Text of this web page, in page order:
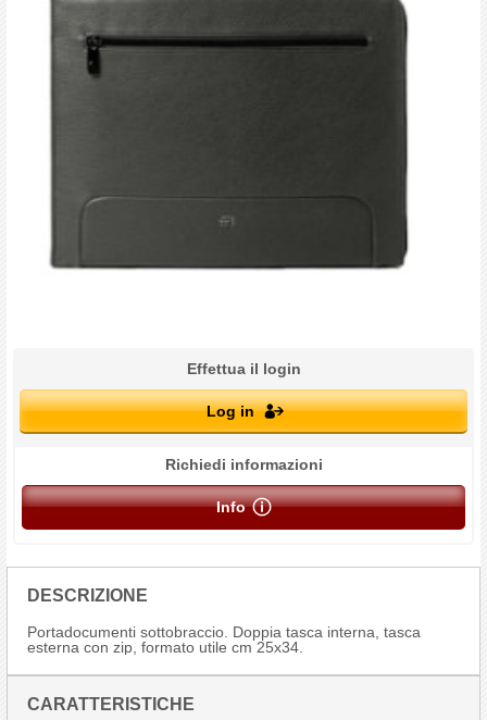
Effettua il login
Log in
Richiedi informazioni
Info
DESCRIZIONE
Portadocumenti sottobraccio. Doppia tasca interna, tasca
esterna con zip, formato utile cm 25x34.
CARATTERISTICHE